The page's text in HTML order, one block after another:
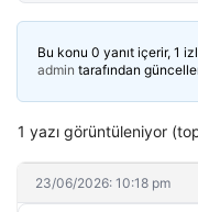
Bu konu 0 yanıt içerir, 1
admin tarafından
1 yazı görüntüleniyor
23/06/2026: 10:18 pm